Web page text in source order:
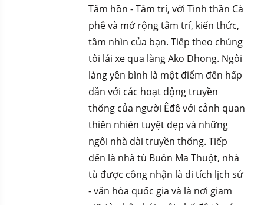
Tâm hồn - Tâm trí, với Tinh thần Cà
phê và mở rộng tâm trí, kiến thức,
tầm nhìn của bạn. Tiếp theo chúng
tôi lái xe qua làng Ako Dhong. Ngôi
làng yên bình là một điểm đến hấp
dẫn với các hoạt động truyền
thống của người Êđê với cảnh quan
thiên nhiên tuyệt đẹp và những
ngôi nhà dài truyền thống. Tiếp
đến là nhà tù Buôn Ma Thuột, nhà
tù được công nhận là di tích lịch sử
- văn hóa quốc gia và là nơi giam